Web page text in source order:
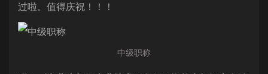
过啦。值得庆祝！！！
中级职称